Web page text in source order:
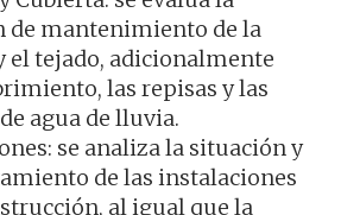
de mantenimiento de la
el tejado, adicionalmente
las repisas y las
agua de lluvia.
se analiza la situación y
de las instalaciones
al igual que la